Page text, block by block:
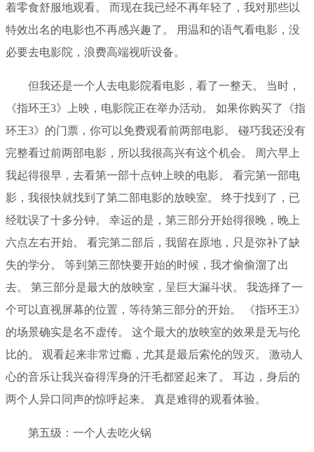
着零食舒服地观看。 而现在我已经不再年轻了，我对那些以
特效出名的电影也不再感兴趣了。 用温和的语气看电影，没
必要去电影院，浪费高端视听设备。
但我还是一个人去电影院看电影，看了一整天。 当时，
《指环王3》上映，电影院正在举办活动。 如果你购买了《指
环王3》的门票，你可以免费观看前两部电影。 碰巧我还没有
完整看过前两部电影，所以我很高兴有这个机会。 周六早上
我起得很早，去看第一部十点钟上映的电影。 看完第一部电
影，我很快就找到了第二部电影的放映室。 终于找到了，已
经耽误了十多分钟。 幸运的是，第三部分开始得很晚，晚上
六点左右开始。 看完第二部后，我留在原地，只是弥补了缺
失的学分。 等到第三部快要开始的时候，我才偷偷溜了出
去。 第三部分是最大的放映室，呈巨大漏斗状。 我选择了一
个可以直视屏幕的位置，等待第三部分的开始。 《指环王3》
的场景确实是名不虚传。 这个最大的放映室的效果是无与伦
比的。 观看起来非常过瘾，尤其是最后索伦的毁灭。 激动人
心的音乐让我兴奋得浑身的汗毛都竖起来了。 耳边，身后的
两个人异口同声的惊呼起来。 真是难得的观看体验。
第五级：一个人去吃火锅